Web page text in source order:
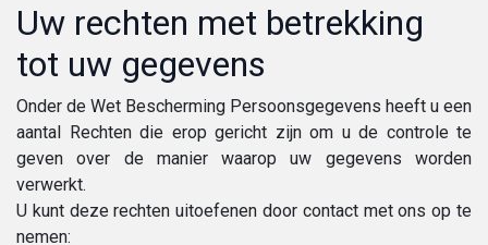
Uw rechten met betrekking
tot uw gegevens
Onder de Wet Bescherming Persoonsgegevens heeft u een
aantal Rechten die erop gericht zijn om u de controle te
geven over de manier waarop uw gegevens worden
verwerkt.
U kunt deze rechten uitoefenen door contact met ons op te
nemen: